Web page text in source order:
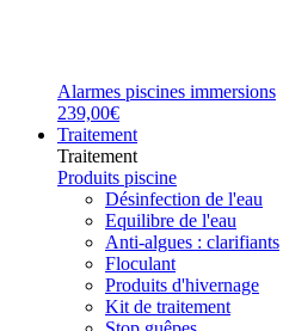
Alarmes piscines immersions
239,00€
Traitement
Traitement
Produits piscine
Désinfection de l'eau
Equilibre de l'eau
Anti-algues : clarifiants
Floculant
Produits d'hivernage
Kit de traitement